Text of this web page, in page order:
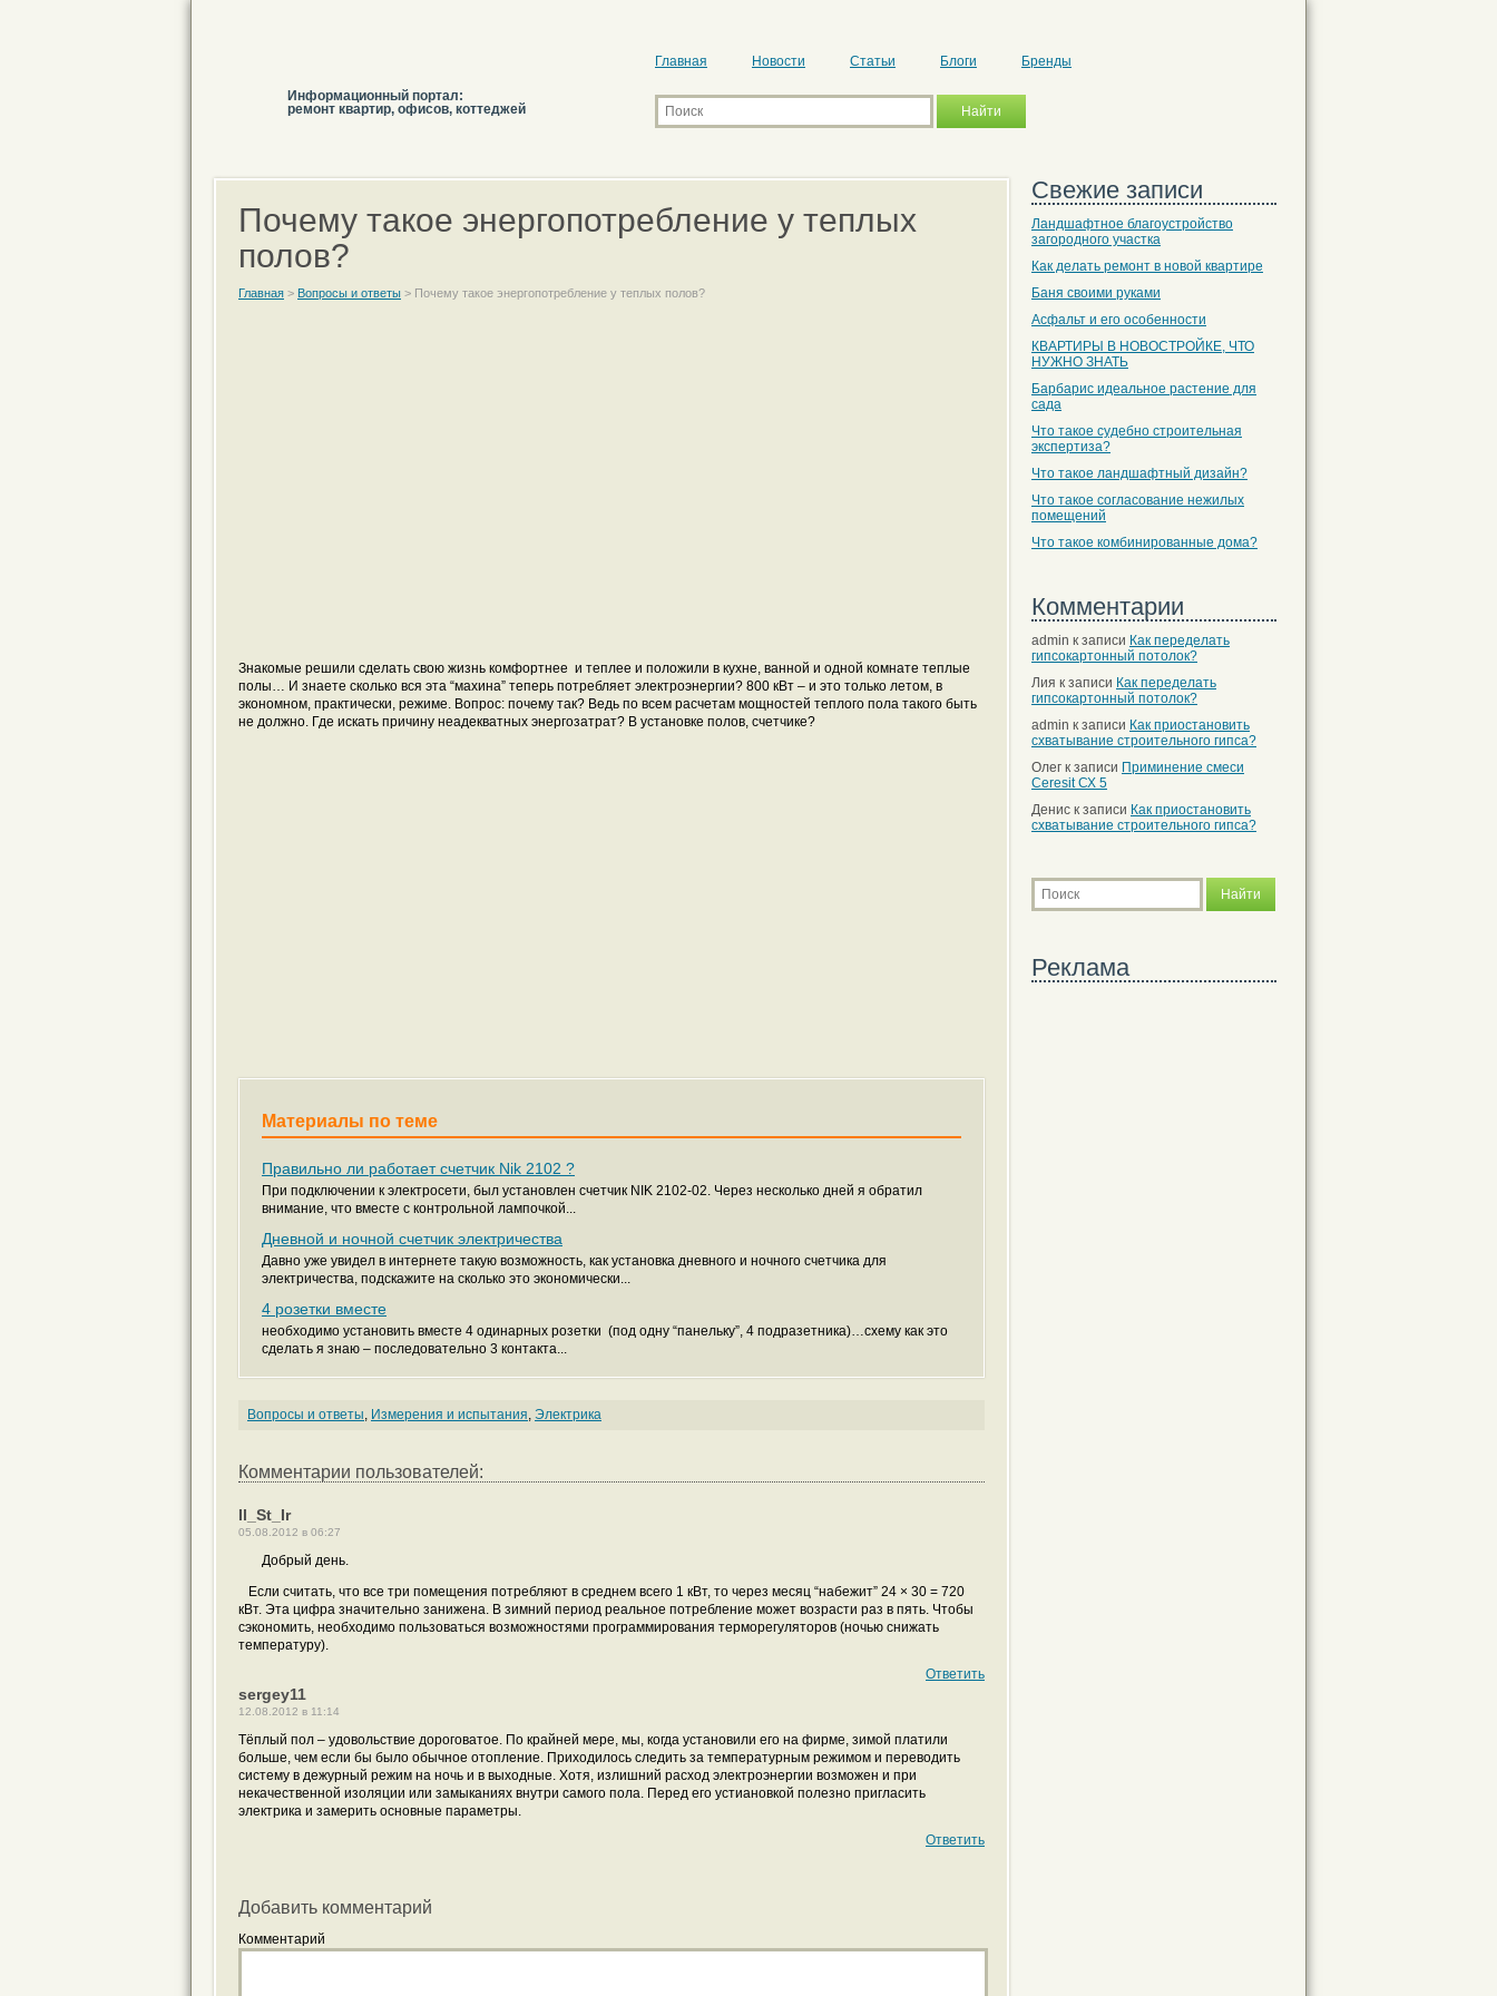
Информационный портал:
ремонт квартир, офисов, коттеджей
Главная Новости Статьи Блоги Бренды
Почему такое энергопотребление у теплых
полов?
Главная > Вопросы и ответы > Почему такое энергопотребление у теплых полов?
Знакомые решили сделать свою жизнь комфортнее и теплее и положили в кухне, ванной и одной комнате теплые
полы… И знаете сколько вся эта “махина” теперь потребляет электроэнергии? 800 кВт – и это только летом, в
экономном, практически, режиме. Вопрос: почему так? Ведь по всем расчетам мощностей теплого пола такого быть
не должно. Где искать причину неадекватных энергозатрат? В установке полов, счетчике?
Материалы по теме
Правильно ли работает счетчик Nik 2102 ?
При подключении к электросети, был установлен счетчик NIK 2102-02. Через несколько дней я обратил
внимание, что вместе с контрольной лампочкой...
Дневной и ночной счетчик электричества
Давно уже увидел в интернете такую возможность, как установка дневного и ночного счетчика для
электричества, подскажите на сколько это экономически...
4 розетки вместе
необходимо установить вместе 4 одинарных розетки (под одну “панельку”, 4 подразетника)…схему как это
сделать я знаю – последовательно 3 контакта...
Вопросы и ответы, Измерения и испытания, Электрика
Комментарии пользователей:
Il_St_Ir
05.08.2012 в 06:27
Добрый день.
Если считать, что все три помещения потребляют в среднем всего 1 кВт, то через месяц “набежит” 24 × 30 = 720
кВт. Эта цифра значительно занижена. В зимний период реальное потребление может возрасти раз в пять. Чтобы
сэкономить, необходимо пользоваться возможностями программирования терморегуляторов (ночью снижать
температуру).
Ответить
sergey11
12.08.2012 в 11:14
Тёплый пол – удовольствие дороговатое. По крайней мере, мы, когда установили его на фирме, зимой платили
больше, чем если бы было обычное отопление. Приходилось следить за температурным режимом и переводить
систему в дежурный режим на ночь и в выходные. Хотя, излишний расход электроэнергии возможен и при
некачественной изоляции или замыканиях внутри самого пола. Перед его устиановкой полезно пригласить
электрика и замерить основные параметры.
Ответить
Добавить комментарий
Комментарий
Свежие записи
Ландшафтное благоустройство
загородного участка
Как делать ремонт в новой квартире
Баня своими руками
Асфальт и его особенности
КВАРТИРЫ В НОВОСТРОЙКЕ, ЧТО
НУЖНО ЗНАТЬ
Барбарис идеальное растение для
сада
Что такое судебно строительная
экспертиза?
Что такое ландшафтный дизайн?
Что такое согласование нежилых
помещений
Что такое комбинированные дома?
Комментарии
admin к записи Как переделать
гипсокартонный потолок?
Лия к записи Как переделать
гипсокартонный потолок?
admin к записи Как приостановить
схватывание строительного гипса?
Олег к записи Приминение смеси
Ceresit СХ 5
Денис к записи Как приостановить
схватывание строительного гипса?
Реклама